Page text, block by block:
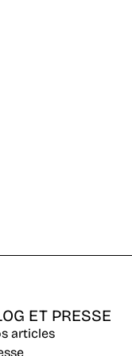
ET PRESSE
articles